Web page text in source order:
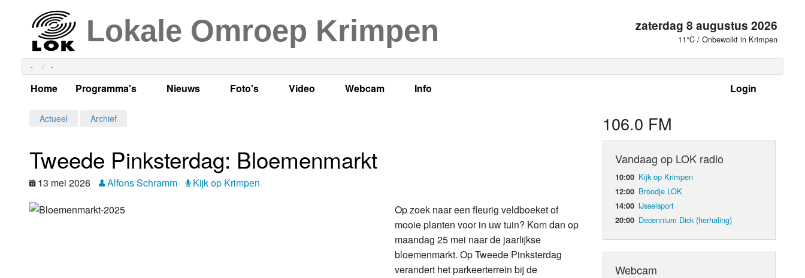
Lokale Omroep Krimpen zaterdag 8 augustus 2026
11°C / Onbewolkt in Krimpen
- -
Login
Home Programma's
Alle dagen
Per dag
Maandag
Nieuws
Kabelkrant
Foto's
Programma's
Video
Video Krimpen aan den IJssel
Webcam Info
Vacatures
Programmabeleid Bepalend Orgaan
Actueel Archief
Tweede Pinksterdag: Bloemenmarkt
13 mei 2026 Alfons Schramm
Kijk op Krimpen
Op zoek naar een fleurig veldboeket of
mooie planten voor in uw tuin? Kom dan op
maandag 25 mei naar de jaarlijkse
bloemenmarkt. Op Tweede Pinksterdag
verandert het parkeerterrein bij de
106.0 FM
Vandaag op LOK radio
10:00 Kijk op Krimpen
12:00 Broodje LOK
14:00 IJsselsport
20:00 Decennium Dick (herhaling)
Webcam